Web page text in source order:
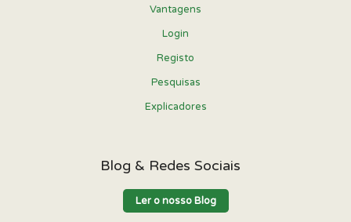
Vantagens
Login
Registo
Pesquisas
Explicadores
Blog & Redes Sociais
Ler o nosso Blog